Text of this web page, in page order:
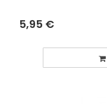
5,95 €